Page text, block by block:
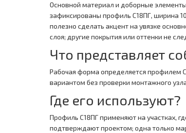
Основной материал и доборные
зафиксированы профиль С18ПГ, ширина
полезно сделать акцент на увязке
слоя; другие покрытия или оттенки не
Что представляет
Рабочая форма определяется профилем
вариантом без проверки монтажного
Где его используют?
Профиль С18ПГ применяют на участках,
подтверждают проектом; одна только